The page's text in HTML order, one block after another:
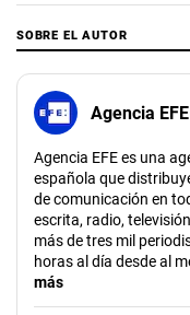
SOBRE EL AUTOR
Agencia EFE
Agencia EFE es una
española que
de comunicación en
escrita, radio,
más de tres mil
horas al día desde al
más